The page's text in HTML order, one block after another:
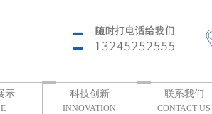
示 科技创新
INNOVATION
联系我们
CONTACT US